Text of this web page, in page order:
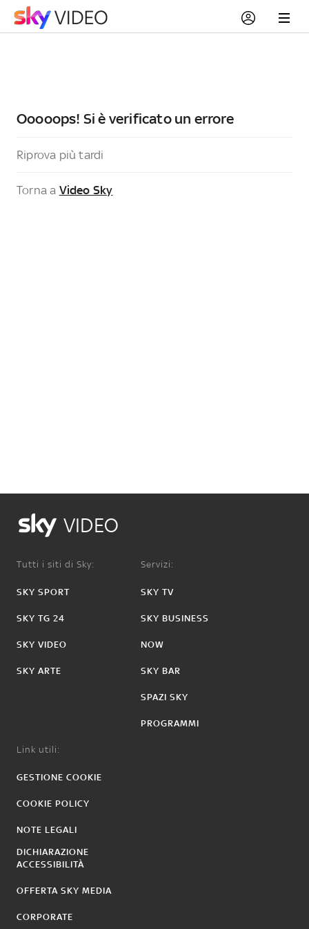
Ooooops! Si è verificato un errore
Riprova più tardi
Torna a Video Sky
VIDEO
Tutti i siti di Sky:
SKY SPORT
SKY TG 24
SKY VIDEO
SKY ARTE
Servizi:
SKY TV
SKY BUSINESS
NOW
SKY BAR
SPAZI SKY
PROGRAMMI
Link utili:
GESTIONE COOKIE
COOKIE POLICY
NOTE LEGALI
DICHIARAZIONE
ACCESSIBILITÀ
OFFERTA SKY MEDIA
CORPORATE